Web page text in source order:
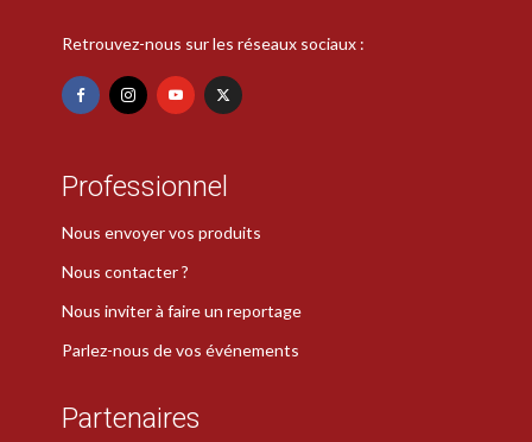
Retrouvez-nous sur les réseaux sociaux :
Professionnel
Nous envoyer vos produits
Nous contacter ?
Nous inviter à faire un reportage
Parlez-nous de vos événements
Partenaires